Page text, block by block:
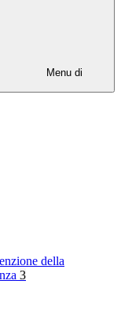
Menu di
della
3